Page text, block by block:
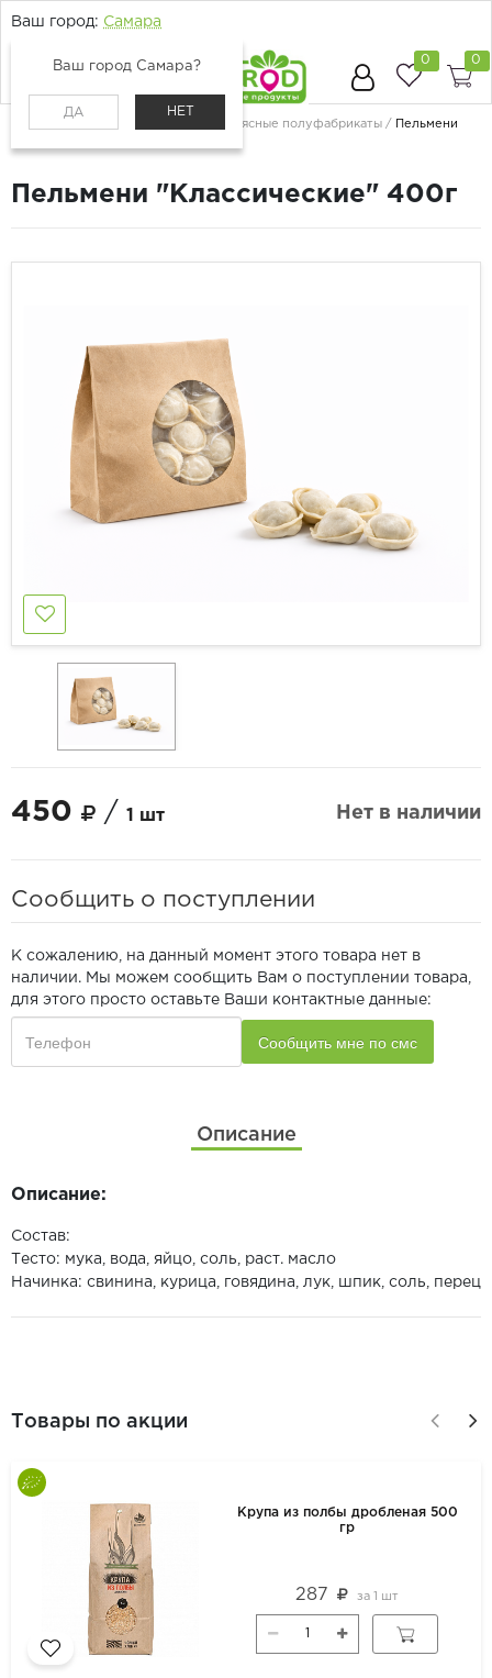
Ваш город: Самара
Ваш город Самара?
ДА НЕТ
0 0
Мясные полуфабрикаты
Пельмени
Пельмени "Классические" 400г
450 / 1 шт Нет в наличии
Сообщить о поступлении
К сожалению, на данный момент этого товара нет в
наличии. Мы можем сообщить Вам о поступлении товара,
для этого просто оставьте Ваши контактные данные:
Описание
Описание:
Состав:
Тесто: мука, вода, яйцо, соль, раст. масло
Начинка: свинина, курица, говядина, лук, шпик, соль, перец
Товары по акции
Крупа из полбы дробленая 500
гр
287 за 1 шт